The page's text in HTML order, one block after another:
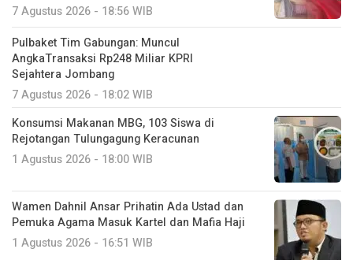
7 Agustus 2026 - 18:56 WIB
Pulbaket Tim Gabungan: Muncul
AngkaTransaksi Rp248 Miliar KPRI
Sejahtera Jombang
7 Agustus 2026 - 18:02 WIB
Konsumsi Makanan MBG, 103 Siswa di
Rejotangan Tulungagung Keracunan
1 Agustus 2026 - 18:00 WIB
Wamen Dahnil Ansar Prihatin Ada Ustad dan
Pemuka Agama Masuk Kartel dan Mafia Haji
1 Agustus 2026 - 16:51 WIB